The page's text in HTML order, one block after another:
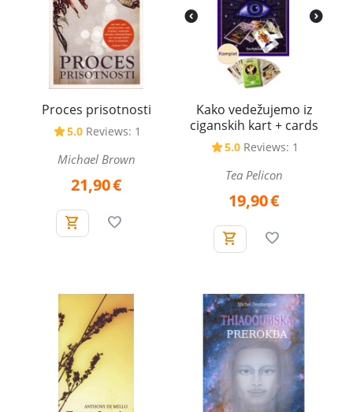
Proces prisotnosti
5.0 Reviews: 1
Michael Brown
21,90€
Kako vedežujemo iz
ciganskih kart + cards
5.0 Reviews: 1
Tea Pelicon
19,90€